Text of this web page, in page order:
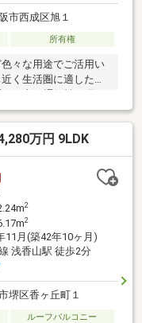
市西成区旭１
所有権
々な用途でご活用い
く生活圏に適した場
も良く通気性に優れ
イです！メインの部
イバシーを守れる間
生活にどうぞ
済額は101.565円
ンの相談も無料で承り
万円 9LDK
2
2
11月(築42年10ヶ月)
浅香山駅 徒歩2分
堺区香ヶ丘町１
ルーフバルコニー